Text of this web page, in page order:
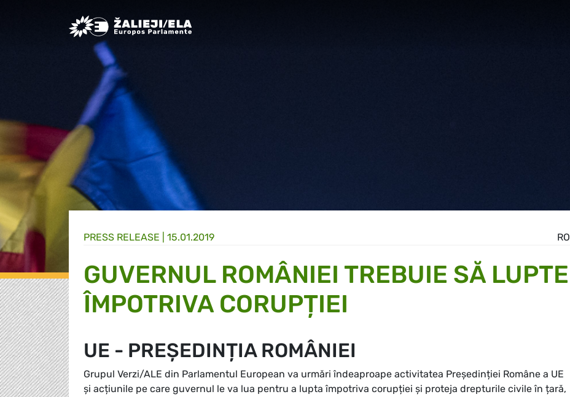
Greens/EFA Home
RO
PRESS RELEASE | 15.01.2019
GUVERNUL ROMÂNIEI TREBUIE SĂ LUPTE
ÎMPOTRIVA CORUPȚIEI
UE - PREȘEDINȚIA ROMÂNIEI
Grupul Verzi/ALE din Parlamentul European va urmări îndeaproape activitatea Președinției Române a UE
și acțiunile pe care guvernul le va lua pentru a lupta împotriva corupției și proteja drepturile civile în țară,